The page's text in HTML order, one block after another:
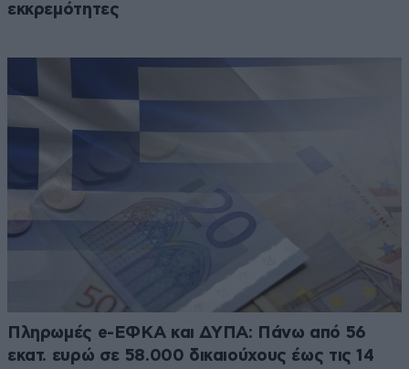
εκκρεμότητες
Πληρωμές e-ΕΦΚΑ και ΔΥΠΑ: Πάνω από 56
εκατ. ευρώ σε 58.000 δικαιούχους έως τις 14